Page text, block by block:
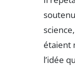
étaient
l’idée